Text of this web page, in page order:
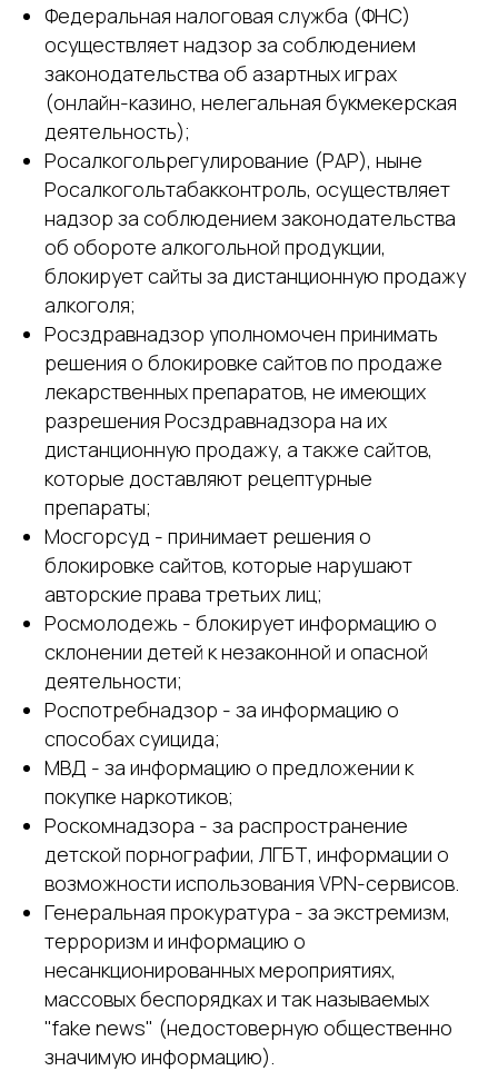
Федеральная налоговая служба (ФНС)
осуществляет надзор за соблюдением
законодательства об азартных играх
(онлайн-казино, нелегальная букмекерская
деятельность);
Росалкогольрегулирование (РАР), ныне
Росалкогольтабакконтроль, осуществляет
надзор за соблюдением законодательства
об обороте алкогольной продукции,
блокирует сайты за дистанционную продажу
алкоголя;
Росздравнадзор уполномочен принимать
решения о блокировке сайтов по продаже
лекарственных препаратов, не имеющих
разрешения Росздравнадзора на их
дистанционную продажу, а также сайтов,
которые доставляют рецептурные
препараты;
Мосгорсуд - принимает решения о
блокировке сайтов, которые нарушают
авторские права третьих лиц;
Росмолодежь - блокирует информацию о
склонении детей к незаконной и опасной
деятельности;
Роспотребнадзор - за информацию о
способах суицида;
МВД - за информацию о предложении к
покупке наркотиков;
Роскомнадзора - за распространение
детской порнографии, ЛГБТ, информации о
возможности использования VPN-сервисов.
Генеральная прокуратура - за экстремизм,
терроризм и информацию о
несанкционированных мероприятиях,
массовых беспорядках и так называемых
"fake news" (недостоверную общественно
значимую информацию).